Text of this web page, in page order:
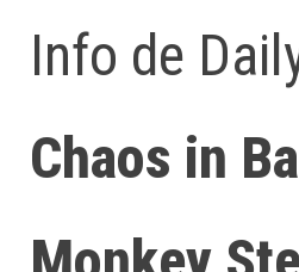
Info de
Chaos in